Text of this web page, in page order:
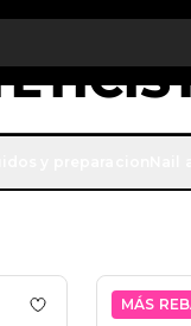
a partir de 250 €
-500pcs
Añadir a la lista de
MÁS